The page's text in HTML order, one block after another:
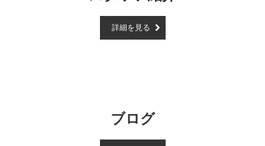
詳細を見る
ブログ